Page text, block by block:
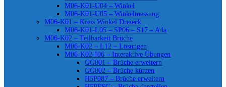
M06-K01-U04 – Winkel
M06-K01-U05 – Winkelmessung
M06-K01 – Kreis Winkel Dreieck
M06-K01-L05 – SP06 – S17 – A4a
M06-K02 – Teilbarkeit Brüche
M06-K02 – L12 – Lösungen
M06-K02-I06 – Interaktive Übungen
GG001 – Brüche erweitern
GG002 – Brüche kürzen
H5P087 – Brüche erweitern